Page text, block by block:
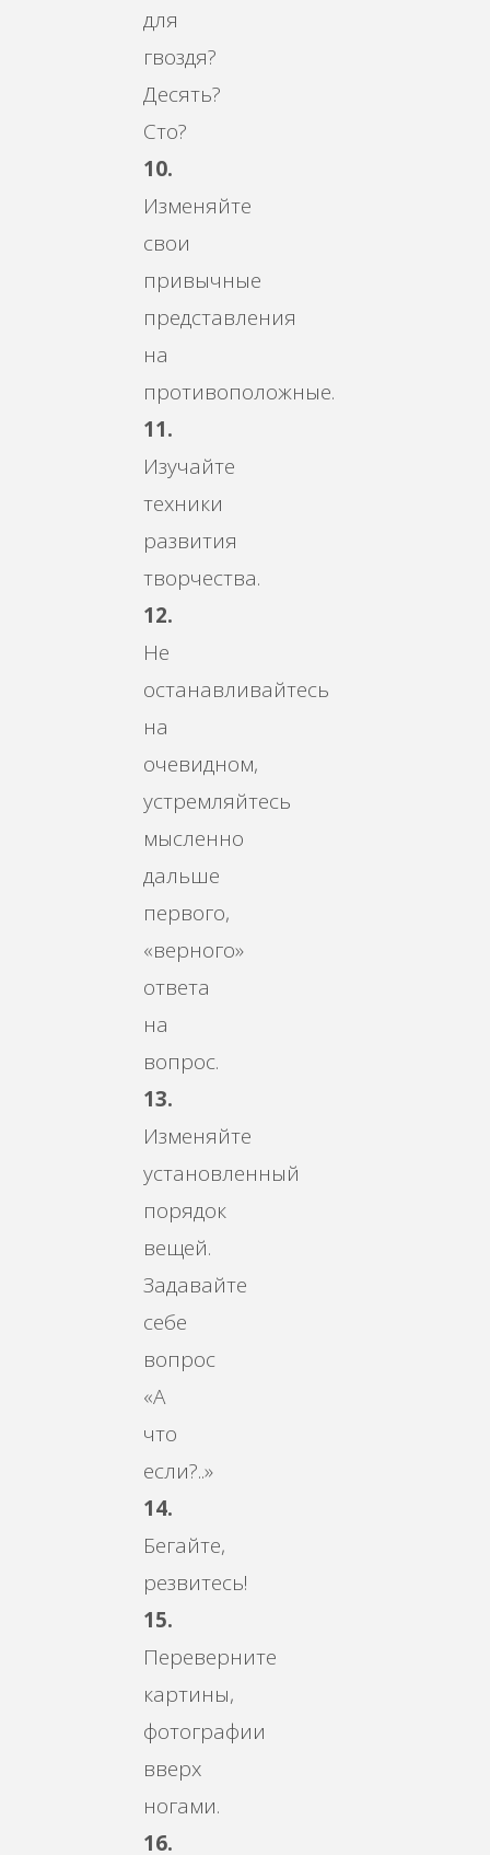
для
гвоздя?
Десять?
Сто?
10.
Изменяйте
свои
привычные
представления
на
противоположные.
11.
Изучайте
техники
развития
творчества.
12.
Не
останавливайтесь
на
очевидном,
устремляйтесь
мысленно
дальше
первого,
«верного»
ответа
на
вопрос.
13.
Изменяйте
установленный
порядок
вещей.
Задавайте
себе
вопрос
«А
что
если?..»
14.
Бегайте,
резвитесь!
15.
Переверните
картины,
фотографии
вверх
ногами.
16.